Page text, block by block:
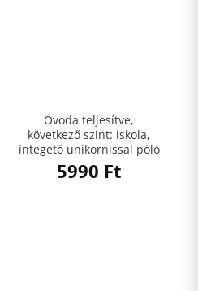
Óvoda teljesítve,
következő szint: iskola,
integető unikornissal póló
5990 Ft